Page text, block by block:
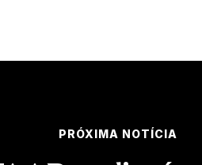
PRÓXIMA NOTÍCIA